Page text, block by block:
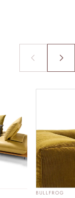
ANBIETER:
BULLFROG